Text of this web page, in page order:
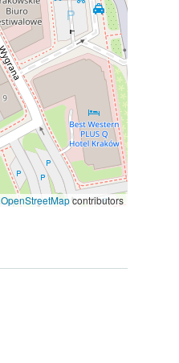
OpenStreetMapcontributors